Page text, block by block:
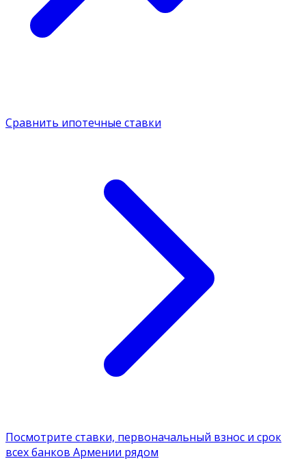
Сравнить ипотечные ставки
Посмотрите ставки, первоначальный взнос и срок
всех банков Армении рядом